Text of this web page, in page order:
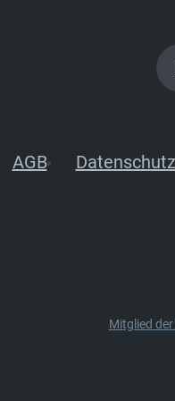
AGB Datenschutz
Mitglied